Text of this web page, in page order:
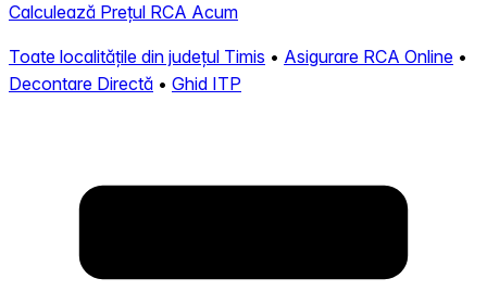
Calculează Prețul RCA Acum
Toate localitățile din județul Timis • Asigurare RCA Online •
Decontare Directă • Ghid ITP